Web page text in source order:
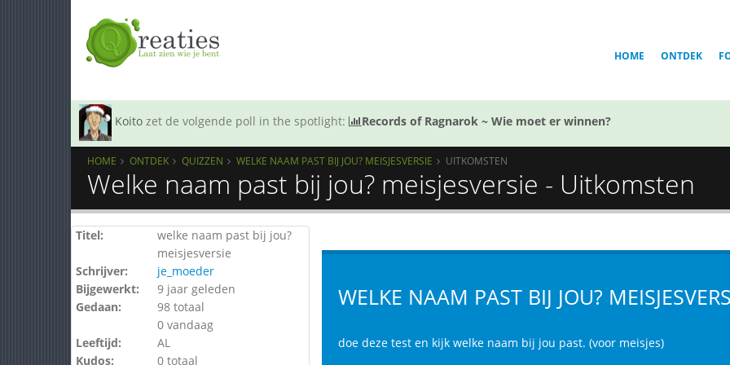
HOME ONTDEK
Koito zet de volgende poll in the spotlight: Records of Ragnarok ~ Wie moet er winnen?
HOME ONTDEK QUIZZEN WELKE NAAM PAST BIJ JOU? MEISJESVERSIE UITKOMSTEN
Welke naam past bij jou? meisjesversie - Uitkomsten
Titel:
welke naam past bij jou?
meisjesversie
Schrijver:
je_moeder
Bijgewerkt:
9 jaar geleden
Gedaan:
98 totaal
0 vandaag
Leeftijd:
AL
Kudos:
0 totaal
WELKE NAAM PAST BIJ JOU?
doe deze test en kijk welke naam bij jou past. (voor meisjes)